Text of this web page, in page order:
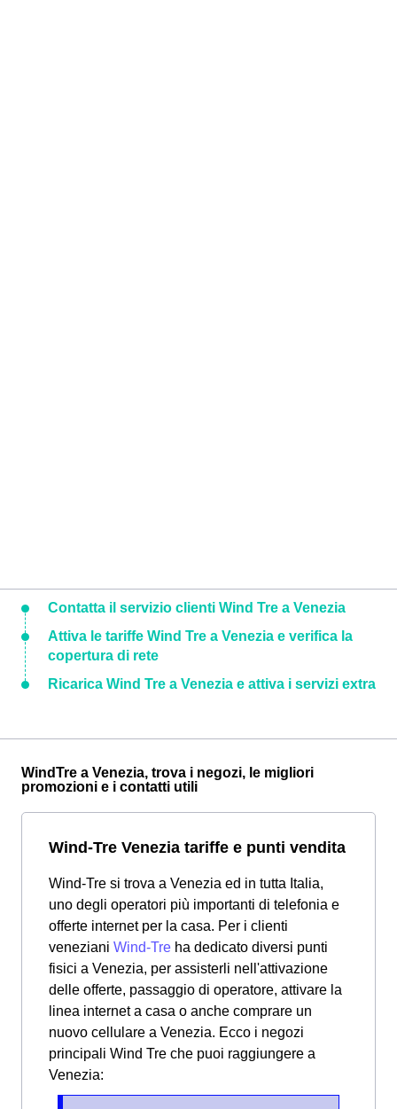
Contatta il servizio clienti Wind Tre a Venezia
Attiva le tariffe Wind Tre a Venezia e verifica la
copertura di rete
Ricarica Wind Tre a Venezia e attiva i servizi extra
WindTre a Venezia, trova i negozi, le migliori
promozioni e i contatti utili
Wind-Tre Venezia tariffe e punti vendita
Wind-Tre si trova a Venezia ed in tutta Italia,
uno degli operatori più importanti di telefonia e
offerte internet per la casa. Per i clienti
veneziani Wind-Tre ha dedicato diversi punti
fisici a Venezia, per assisterli nell'attivazione
delle offerte, passaggio di operatore, attivare la
linea internet a casa o anche comprare un
nuovo cellulare a Venezia. Ecco i negozi
principali Wind Tre che puoi raggiungere a
Venezia: